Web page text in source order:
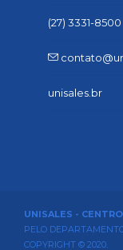
(27) 3331-8500
unisales.br
UNISALES -
PELO
COPYRIGHT © 2020.